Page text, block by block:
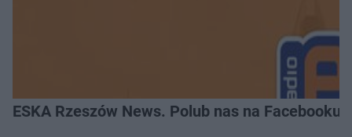
ESKA Rzeszów News. Polub nas na Facebooku!